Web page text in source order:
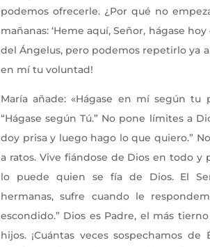
podemos ofrecerle. ¿Por qué no
mañanas: ‘Heme aquí, Señor, hágase
del Ángelus, pero podemos repetirlo ya
en mí tu voluntad!
María añade: «Hágase en mí según tu
“Hágase según Tú.” No pone límites a
doy prisa y luego hago lo que quiero.”
a ratos. Vive fiándose de Dios en todo y
lo puede quien se fía de Dios. El
hermanas, sufre cuando le
escondido.” Dios es Padre, el más
hijos. ¡Cuántas veces sospechamos de